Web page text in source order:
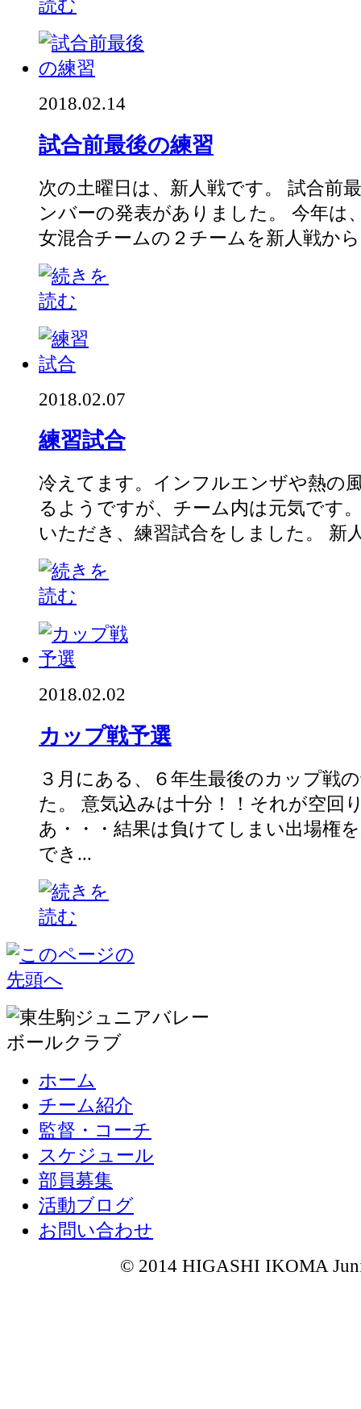
2018.02.14
試合前最後の練習
次の土曜日は、新人戦です。 試合前
ンバーの発表がありました。 今年は
女混合チームの２チームを新人戦か
2018.02.07
練習試合
冷えてます。インフルエンザや熱の
るようですが、チーム内は元気です
いただき、練習試合をしました。 新
2018.02.02
カップ戦予選
３月にある、６年生最後のカップ戦
た。 意気込みは十分！！それが空回
あ・・・結果は負けてしまい出場権
でき...
ホーム
チーム紹介
監督・コーチ
スケジュール
部員募集
活動ブログ
お問い合わせ
© 2014 HIGASHI IKOMA